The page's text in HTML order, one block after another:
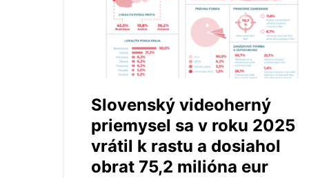
Slovenský videoherný
priemysel sa v roku 2025
vrátil k rastu a dosiahol
obrat 75,2 milióna eur